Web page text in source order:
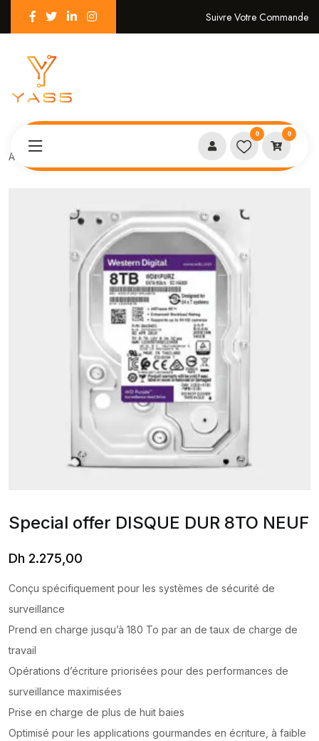
Suivre Votre Commande
0 0
Accueil Special offer DISQUE DUR 8TO NEUF
Special offer DISQUE DUR 8TO NEUF
Dh 2.275,00
Conçu spécifiquement pour les systèmes de sécurité de
surveillance
Prend en charge jusqu’à 180 To par an de taux de charge de
travail
Opérations d’écriture priorisées pour des performances de
surveillance maximisées
Prise en charge de plus de huit baies
Optimisé pour les applications gourmandes en écriture, à faible